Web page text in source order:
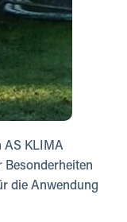
AS KLIMA
Besonderheiten
die Anwendung